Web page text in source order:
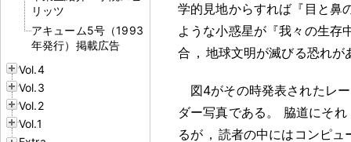
リッツ
アキューム5号（1993
年発行）掲載広告
Vol.4
Vol.3
Vol.2
Vol.1
学的見地からすれば『目と鼻
ような小惑星が『我々の生存
合 ， 地球文明が滅びる恐れが
図4がその時発表されたレー
ダー写真である 。
脇道にそれ
るが ， 読者の中にはコンピュ